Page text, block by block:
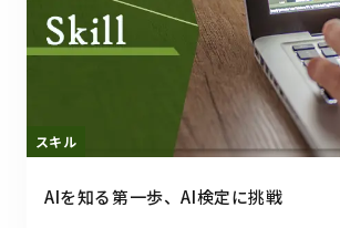
スキル
AIを知る第一歩、AI検定に挑戦